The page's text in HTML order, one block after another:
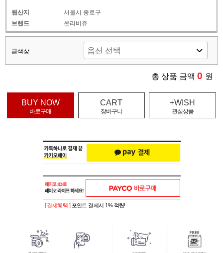
원산지
서울시 종로구
브랜드
온리비쥬
금색상
총 상품 금액 0 원
BUY NOW
바로구매
CART
장바구니
+WISH
관심상품
[ 결제혜택 ] 포인트 결제시 1% 적립!